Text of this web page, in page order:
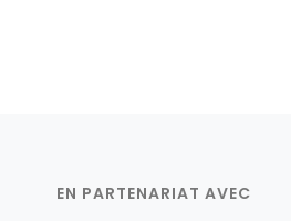
EN PARTENARIAT AVEC